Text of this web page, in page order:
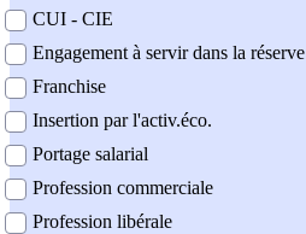
CUI - CIE
Engagement à servir dans la réserve
Franchise
Insertion par l'activ.éco.
Portage salarial
Profession commerciale
Profession libérale